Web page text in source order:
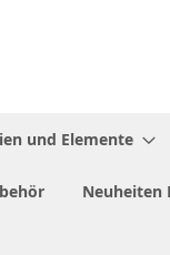
und Elemente
Neuheiten